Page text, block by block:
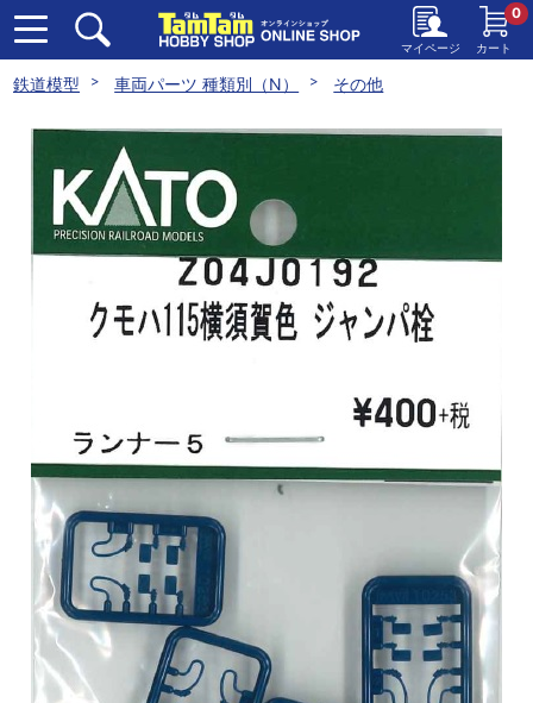
マイページ カート
0
鉄道模型 車両パーツ 種類別（N） その他